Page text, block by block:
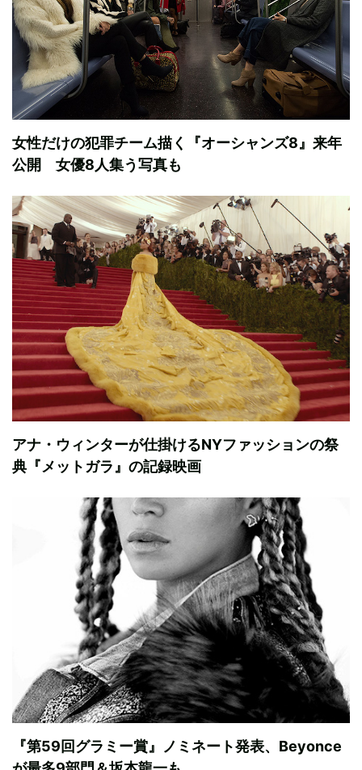
女性だけの犯罪チーム描く『オーシャンズ8』来年
公開 女優8人集う写真も
アナ・ウィンターが仕掛けるNYファッションの祭
典『メットガラ』の記録映画
『第59回グラミー賞』ノミネート発表、Beyonce